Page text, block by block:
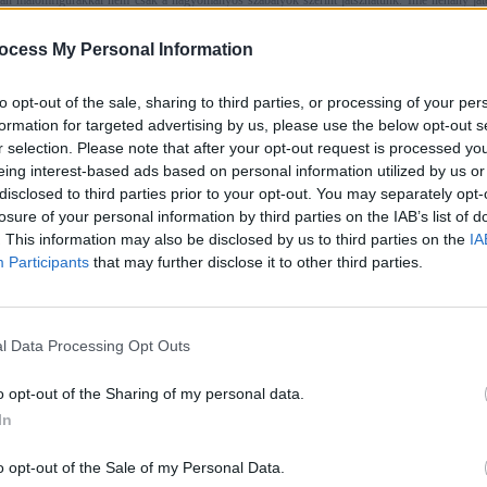
My Personal Information
opt-out of the sale, sharing to third parties, or processing of your
for targeted advertising by us, please use the below opt-out
selection. Please note that after your opt-out request is processed
interest-based ads based on personal information utilized by us
to third parties prior to your opt-out. You may separately
of your personal information by third parties on the IAB’s list of
This information may also be disclosed by us to third parties on the
Participants that may further disclose it to other third parties.
Data Processing Opt Outs
opt-out of the Sharing of my personal data.
opt-out of the Sale of my Personal Data.
a baba első székletének egy része. Ez a magzatszurok, vagy másként mekónium
csak emésztett magzatvíz. Színét tekintve sötétzöld, az állaga pedig ragacsos, sűrű.
meg egy picit,...
egészséges táplálása
Anyatej, hozzátáplálás
számára a legjobb élelem az anyatej, ami képes ideális táplálékot biztosítani a
növekedéséhez. A szoptatás páratlan biológiai és érzelmi hatást gyakorol a
kapcsola...
szaktanácsadó válaszol- 1. rész
kendőt hány hónapos korától lehet alkalmazni? Schneiderné Diószegi Eszter:
függ...
Iskolaelőkészítés
és annak megkötése csomóra, majd masnira, egy igen komplex művelet. Összetett
fejlett finommotorikus képességet igényel. Az idegrendszeri érettség egy fontos